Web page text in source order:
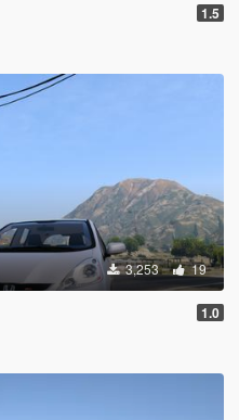
1.5
3,253 19
1.0